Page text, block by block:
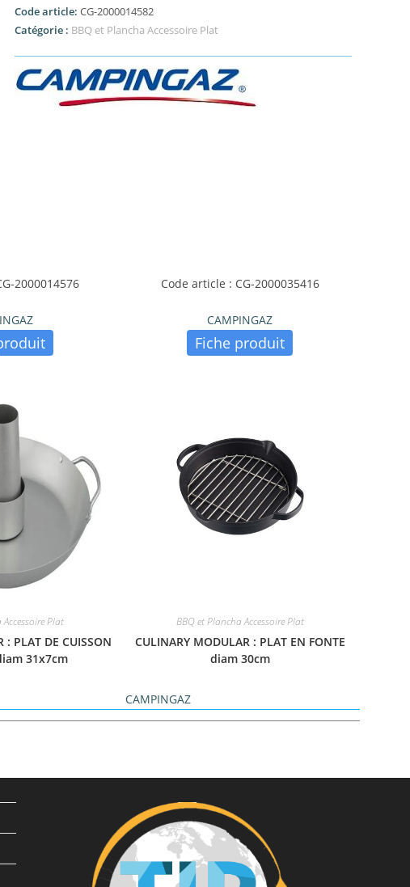
Code article: CG-2000014582
Catégorie : BBQ et Plancha Accessoire Plat
2000014576
Plat
: PLAT DE CUISSON
31x7cm
Code article : CG-2000035416
CAMPINGAZ
Fiche produit
BBQ et Plancha Accessoire Plat
CULINARY MODULAR : PLAT EN FONTE
diam 30cm
CAMPINGAZ